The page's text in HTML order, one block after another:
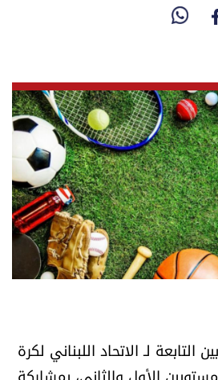
التابعة لـ الاتحاد اللبناني لكرة